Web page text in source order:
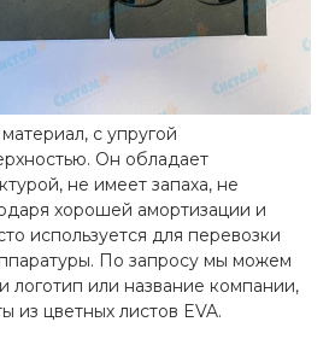
с упругой
Он обладает
не имеет запаха, не
хорошей амортизации и
используется для перевозки
По запросу мы можем
логотип или название компании,
из цветных листов EVA.